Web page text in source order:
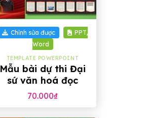
+
Chỉnh sửa được
PPT,
Word
TEMPLATE POWERPOINT
Mẫu bài dự thi Đại
sứ văn hoá đọc
Công an Nhân dân
70.000₫